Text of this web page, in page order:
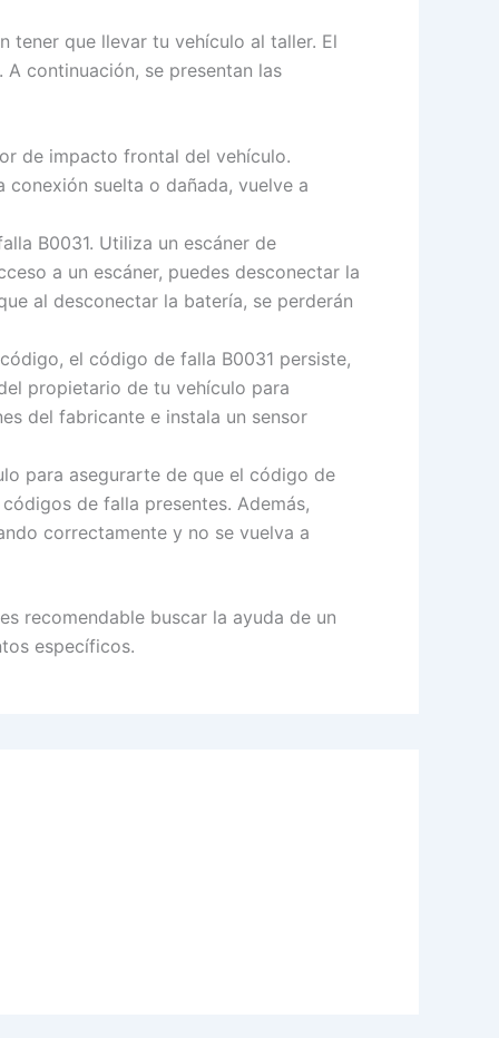
tener que llevar tu vehículo al taller. El
continuación, se presentan las
de impacto frontal del vehículo.
suelta o dañada, vuelve a
B0031. Utiliza un escáner de
a un escáner, puedes desconectar la
al desconectar la batería, se perderán
el código de falla B0031 persiste,
propietario de tu vehículo para
del fabricante e instala un sensor
para asegurarte de que el código de
de falla presentes. Además,
correctamente y no se vuelva a
recomendable buscar la ayuda de un
específicos.